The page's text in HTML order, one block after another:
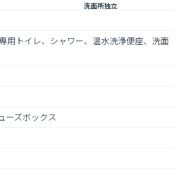
洗面所独立
用トイレ、シャワー、温水洗浄便座、洗面
ーズボックス